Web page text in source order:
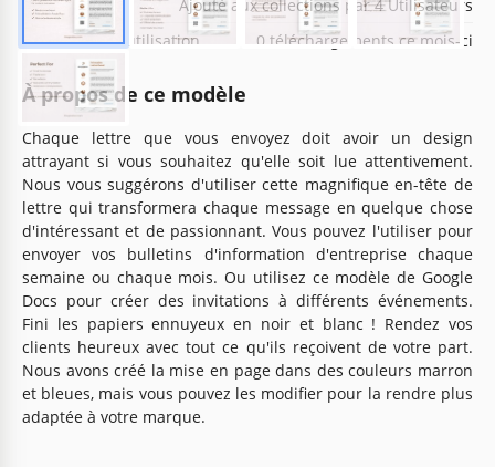
Communauté
Ajouté aux collections par 4 Utilisateurs
Statistiques d’utilisation
0 téléchargements ce mois-ci
À propos de ce modèle
Chaque lettre que vous envoyez doit avoir un design
attrayant si vous souhaitez qu'elle soit lue attentivement.
Nous vous suggérons d'utiliser cette magnifique en-tête de
lettre qui transformera chaque message en quelque chose
d'intéressant et de passionnant. Vous pouvez l'utiliser pour
envoyer vos bulletins d'information d'entreprise chaque
semaine ou chaque mois. Ou utilisez ce modèle de Google
Docs pour créer des invitations à différents événements.
Fini les papiers ennuyeux en noir et blanc ! Rendez vos
clients heureux avec tout ce qu'ils reçoivent de votre part.
Nous avons créé la mise en page dans des couleurs marron
et bleues, mais vous pouvez les modifier pour la rendre plus
adaptée à votre marque.